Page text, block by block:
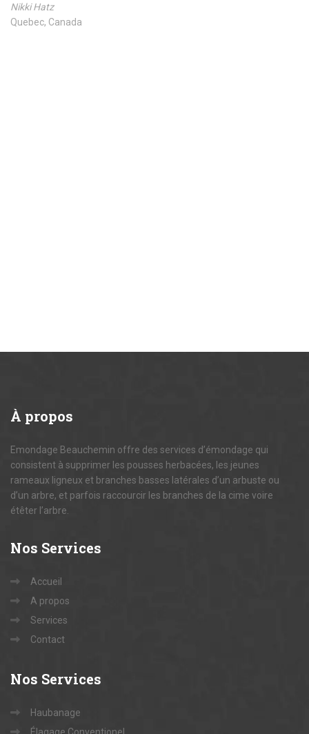
Nikki Hatz
Quebec, Canada
À propos
Emondage Beauchemin offre des services d’émondage qui
consistent à supprimer les pousses herbacées, les jeunes
rameaux ligneux et branches basses latérales d’un arbuste ou
d’un arbre, et parfois raccourcir les branches de la cime voire
étêter l’arbre.
Nos Services
Accueil
A propos
Services
Contact
Nos Services
Haubanage